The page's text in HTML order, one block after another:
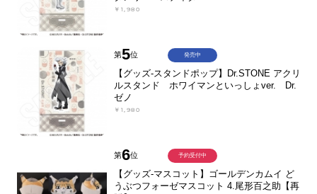
￥1,980
第5位
【グッズ-スタンドポップ】Dr.STONE アクリ
ルスタンド ホワイマンといっしょver. Dr.
ゼノ
￥1,980
発売中
第6位
【グッズ-マスコット】ゴールデンカムイ ど
うぶつフォーゼマスコット 4.尾形百之助【再
予約受付中